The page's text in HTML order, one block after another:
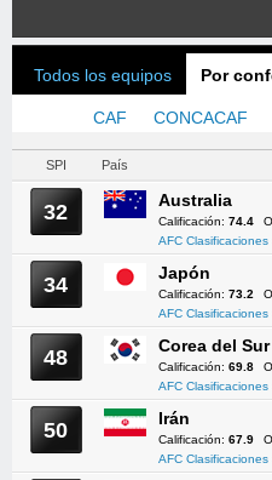
Todos los equipos Por
CAF CONCACAF
SPI País
32 Australia
Calificación: 74.4
AFC Clasificaciones
34 Japón
Calificación: 73.2
AFC Clasificaciones
48 Corea del Sur
Calificación: 69.8
AFC Clasificaciones
50 Irán
Calificación: 67.9
AFC Clasificaciones